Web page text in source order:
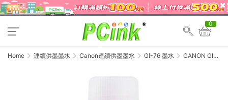
0
Home 連續供墨墨水 Canon連續供墨墨水 GI-76 墨水
CANON GI-